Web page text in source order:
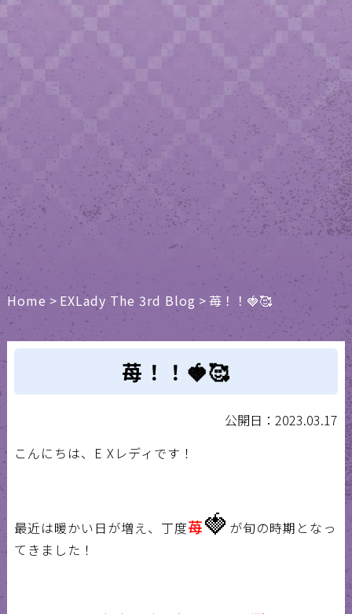
Home > EXLady The 3rd Blog >苺！！🍓🥰
苺！！🍓🥰
公開日：2023.03.17
こんにちは、
E X レディです！
最近は暖かい日が増え、丁度苺🍓 が旬の時期となっ
てきました！